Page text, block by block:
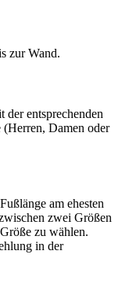
zur Wand.
der entsprechenden
Damen oder
am ehesten
zwei Größen
zu wählen.
in der